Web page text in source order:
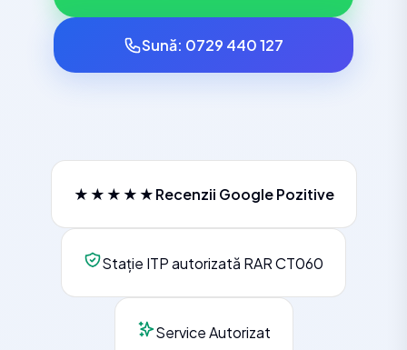
Sună: 0729 440 127
★★★★★Recenzii Google Pozitive
Stație ITP autorizată RAR CT060
Service Autorizat